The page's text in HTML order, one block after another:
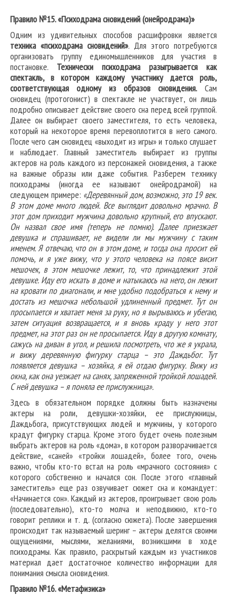
Правило №15. «Психодрама сновидений (онейродрама)»
Одним из удивительных способов расшифровки является
техника «психодрама сновидений». Для этого потребуются
организовать группу единомышленников для участия в
постановке. Технически психодрама разыгрывается как
спектакль, в котором каждому участнику дается роль,
соответствующая одному из образов сновидения. Сам
сновидец (протогонист) в спектакле не участвует, он лишь
подробно описывает действие своего сна перед всей группой.
Далее он выбирает своего заместителя, то есть человека,
который на некоторое время перевоплотится в него самого.
После чего сам сновидец «выходит из игры» и только слушает
и наблюдает. Главный заместитель выбирает из группы
актеров на роль каждого из персонажей сновидения, а также
на важные образы или даже события. Разберем технику
психодрамы (иногда ее называют онейродрамой) на
следующем примере: «Деревянный дом, возможно, это 19 век.
В этом доме много людей. Все выглядит довольно мрачно. В
этот дом приходит мужчина довольно крупный, его впускают.
Он назвал свое имя (теперь не помню). Далее приезжает
девушка и спрашивает, не видели ли мы мужчину с таким
именем. Я отвечаю, что он в этом доме, и тогда она просит ей
помочь, и я уже вижу, что у этого человека на поясе висит
мешочек, в этом мешочке лежит, то, что принадлежит этой
девушке. Иду его искать в доме и натыкаюсь на него, он лежит
на кровати по диагонали, и мне удобно подобраться к нему и
достать из мешочка небольшой удлиненный предмет. Тут он
просыпается и хватает меня за руку, но я вырываюсь и убегаю,
затем ситуация возвращается, и я вновь краду у него этот
предмет, на этот раз он не просыпается. Иду в другую комнату,
сажусь на диван в угол, и решила посмотреть, что же я украла,
и вижу деревянную фигурку старца – это Даждьбог. Тут
появляется девушка – хозяйка, я ей отдаю фигурку. Вижу из
окна, как она уезжает на санях, запряженной тройкой лошадей.
С ней девушка – я поняла ее прислужница».
Здесь в обязательном порядке должны быть назначены
актеры на роли, девушки-хозяйки, ее прислужницы,
Даждьбога, присутствующих людей и мужчины, у которого
крадут фигурку старца. Кроме этого будет очень полезным
выбрать актеров на роль «дома», в котором разворачивается
действие, «саней» «тройки лошадей», более того, очень
важно, чтобы кто-то встал на роль «мрачного состояния» с
которого собственно и начался сон. После этого «главный
заместитель» еще раз озвучивает сюжет сна и командует:
«Начинается сон». Каждый из актеров, проигрывает свою роль
(последовательно), кто-то молча и неподвижно, кто-то
говорит реплики и т. д. (согласно сюжета). После завершения
происходит так называемый шеринг – актеры делятся своими
ощущениями, мыслями, желаниями, возникшими в ходе
психодрамы. Как правило, раскрытый каждым из участников
материал дает достаточное количество информации для
понимания смысла сновидения.
Правило №16. «Метафизика»